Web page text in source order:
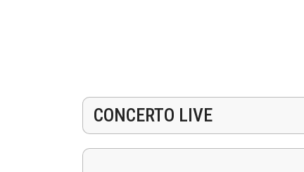
CONCERTO LIVE